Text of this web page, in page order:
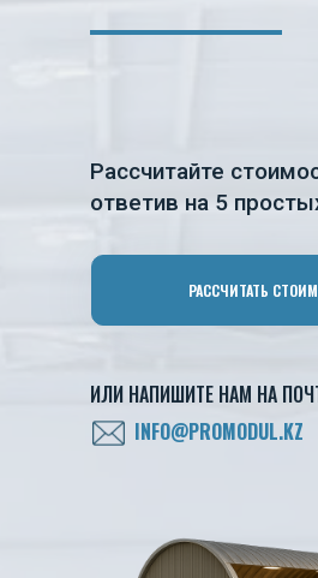
ИЛИ НАПИШИТЕ НАМ НА
РАССЧИТАТЬ
INFO@PROMODUL.KZ
Рассчитайте
ответив на 5